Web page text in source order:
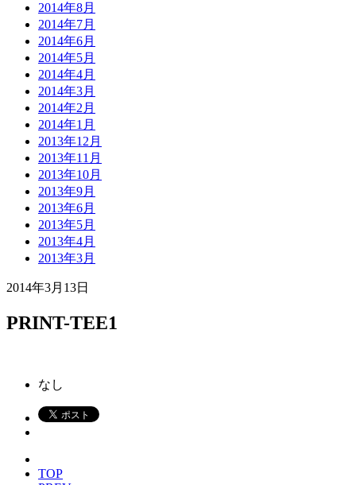
2014年8月
2014年7月
2014年6月
2014年5月
2014年4月
2014年3月
2014年2月
2014年1月
2013年12月
2013年11月
2013年10月
2013年9月
2013年6月
2013年5月
2013年4月
2013年3月
2014年3月13日
PRINT-TEE1
なし
TOP